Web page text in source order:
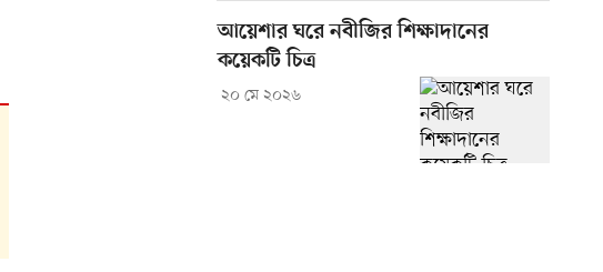
আয়েশার ঘরে নবীজির শিক্ষাদানের
কয়েকটি চিত্র
২০ মে ২০২৬